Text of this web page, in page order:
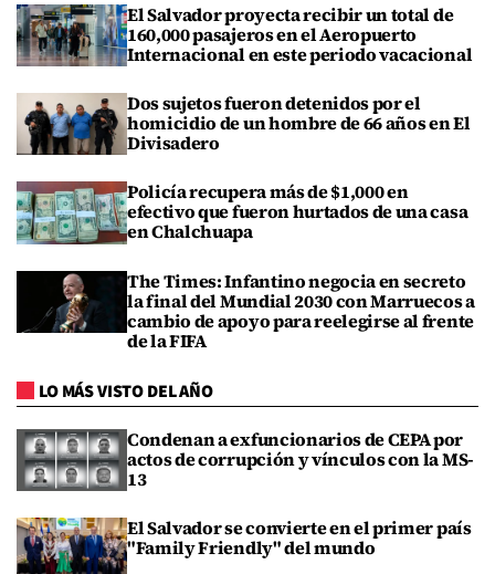
El Salvador proyecta recibir un total de
160,000 pasajeros en el Aeropuerto
Internacional en este periodo vacacional
Dos sujetos fueron detenidos por el
homicidio de un hombre de 66 años en El
Divisadero
Policía recupera más de $1,000 en
efectivo que fueron hurtados de una casa
en Chalchuapa
The Times: Infantino negocia en secreto
la final del Mundial 2030 con Marruecos a
cambio de apoyo para reelegirse al frente
de la FIFA
LO MÁS VISTO DEL AÑO
Condenan a exfuncionarios de CEPA por
actos de corrupción y vínculos con la MS-
13
El Salvador se convierte en el primer país
"Family Friendly" del mundo